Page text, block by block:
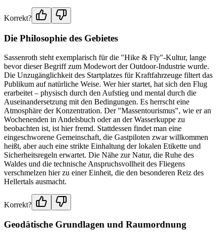
Korrekt?
Die Philosophie des Gebietes
Sassenroth steht exemplarisch für die "Hike & Fly"-Kultur, lange
bevor dieser Begriff zum Modewort der Outdoor-Industrie wurde.
Die Unzugänglichkeit des Startplatzes für Kraftfahrzeuge filtert das
Publikum auf natürliche Weise. Wer hier startet, hat sich den Flug
erarbeitet – physisch durch den Aufstieg und mental durch die
Auseinandersetzung mit den Bedingungen. Es herrscht eine
Atmosphäre der Konzentration. Der "Massentourismus", wie er an
Wochenenden in Andelsbuch oder an der Wasserkuppe zu
beobachten ist, ist hier fremd. Stattdessen findet man eine
eingeschworene Gemeinschaft, die Gastpiloten zwar willkommen
heißt, aber auch eine strikte Einhaltung der lokalen Etikette und
Sicherheitsregeln erwartet. Die Nähe zur Natur, die Ruhe des
Waldes und die technische Anspruchsvollheit des Fliegens
verschmelzen hier zu einer Einheit, die den besonderen Reiz des
Hellertals ausmacht.
Korrekt?
Geodätische Grundlagen und Raumordnung